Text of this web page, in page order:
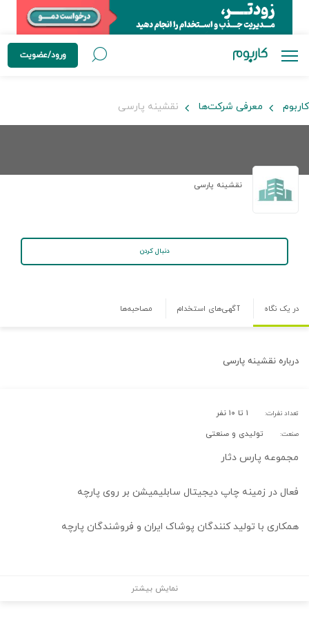
ورود/عضویت
کاربوم معرفی شرکت‌ها نقشینه پارسی
نقشینه پارسی
دنبال کردن
در یک نگاه آگهی‌های استخدام مصاحبه‌ها
درباره نقشینه پارسی
تعداد نفرات: ۱ تا ۱۰ نفر
صنعت: تولیدی و صنعتی
مجموعه پارس دثار
فعال در زمینه چاپ دیجیتال سابلیمیشن بر روی پارچه
همکاری با تولید کنندگان پوشاک ایران و فروشندگان پارچه
نمایش بیشتر